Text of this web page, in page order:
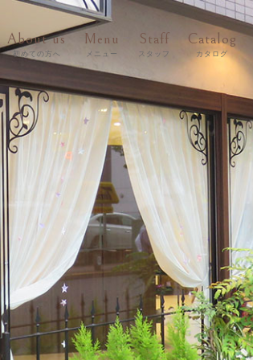
About us
初めての方へ
Menu
メニュー
Staff
スタッフ
Catalog
カタログ